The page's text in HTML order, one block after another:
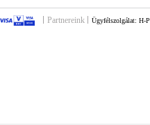
Partnereink Ügyfélszolgálat: H-